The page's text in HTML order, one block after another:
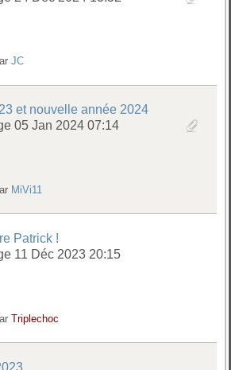
JC
et nouvelle année 2024
05 Jan 2024 07:14
MiVi11
Patrick !
11 Déc 2023 20:15
Triplechoc